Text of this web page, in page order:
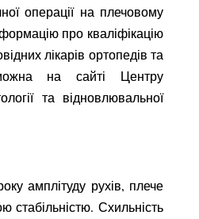
операції на плечовому
про кваліфікацію
лікарів ортопедів та
можна на сайті Центру
та відновлювальної
амплітуду рухів, плече
стабільністю. Схильність